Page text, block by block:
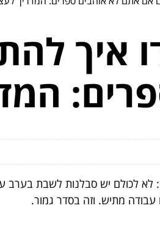
איך
לא לכולם יש סבלנות לשבת בערב
עבודה מתיש. וזה בסדר גמור.